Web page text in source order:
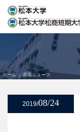
ホーム 新着ニュース
2019/08/24